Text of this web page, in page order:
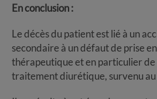
En conclusion :
Le décès du patient est lié à un
secondaire à un défaut de prise
thérapeutique et en particulier
traitement diurétique, survenu